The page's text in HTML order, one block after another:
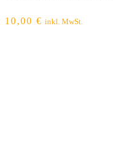
10,00 € inkl. MwSt.